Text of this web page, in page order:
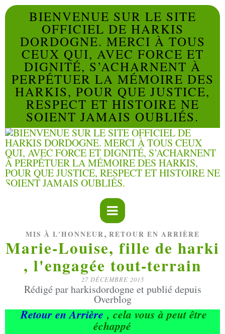
BIENVENUE SUR LE SITE
OFFICIEL DE HARKIS
DORDOGNE. MERCI À TOUS
CEUX QUI, AVEC FORCE ET
DIGNITÉ, S’ACHARNENT À
PERPÉTUER LA MÉMOIRE DES
HARKIS, POUR QUE JUSTICE,
RESPECT ET HISTOIRE NE
SOIENT JAMAIS OUBLIÉS.
MIS À L'HONNEUR, RETOUR EN ARRIÈRE
Marie-Louise, fille de harki
, l'engagée tout-terrain
27 DÉCEMBRE 2015
Rédigé par harkisdordogne et publié depuis
Overblog
Retour en Arrière, cela vous à peut être
échappé